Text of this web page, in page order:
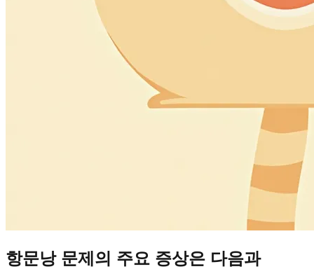
항문낭 문제의 주요 증상은 다음과